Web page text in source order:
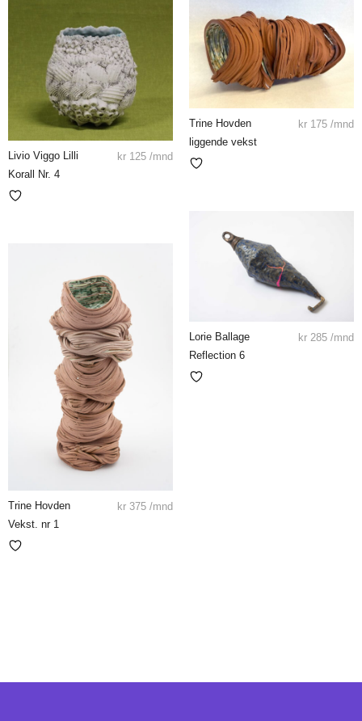
Livio Viggo Lilli
Korall Nr. 4
kr 125 /mnd
Trine Hovden
liggende vekst
kr 175 /mnd
Lorie Ballage
Reflection 6
kr 285 /mnd
Trine Hovden
Vekst. nr 1
kr 375 /mnd